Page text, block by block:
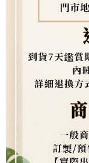
恩沛科技股份有限公